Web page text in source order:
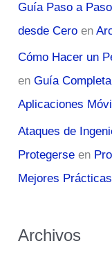
Guía Paso a
desde Cero en
Cómo Hacer un
enGuía
Aplicaciones
Ataques de
Protegerse en
Mejores
Archivos